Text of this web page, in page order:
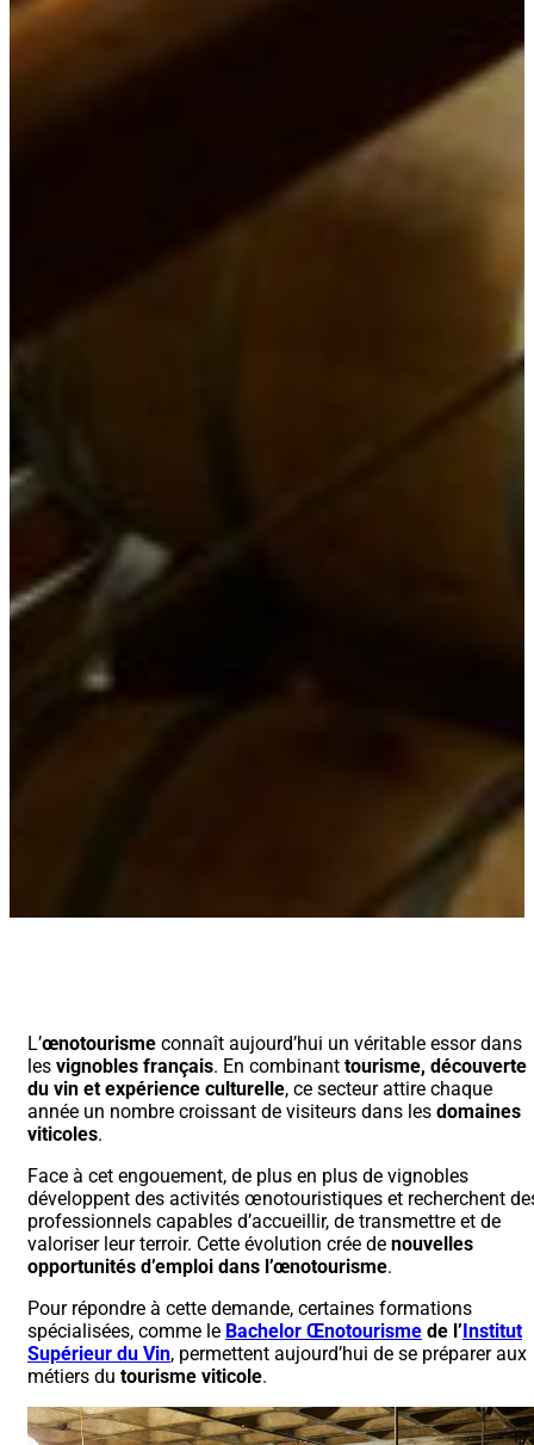
L’œnotourisme connaît aujourd’hui un véritable essor dans
les vignobles français. En combinant tourisme, découverte
du vin et expérience culturelle, ce secteur attire chaque
année un nombre croissant de visiteurs dans les domaines
viticoles.
Face à cet engouement, de plus en plus de vignobles
développent des activités œnotouristiques et recherchent
professionnels capables d’accueillir, de transmettre et de
valoriser leur terroir. Cette évolution crée de nouvelles
opportunités d’emploi dans l’œnotourisme.
Pour répondre à cette demande, certaines formations
spécialisées, comme le Bachelor Œnotourisme de l’Institut
Supérieur du Vin, permettent aujourd’hui de se préparer aux
métiers du tourisme viticole.